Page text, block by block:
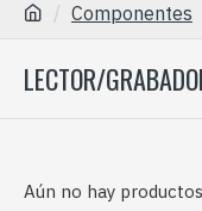
Componentes
LECTOR/
Aún no hay